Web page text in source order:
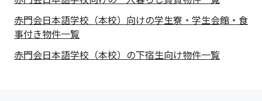
赤門会日本語学校（本校）向けの学生寮・学生会館・食
事付き物件一覧
赤門会日本語学校（本校）の下宿生向け物件一覧